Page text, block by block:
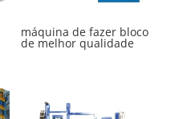
máquina de fazer bloco
de melhor qualidade